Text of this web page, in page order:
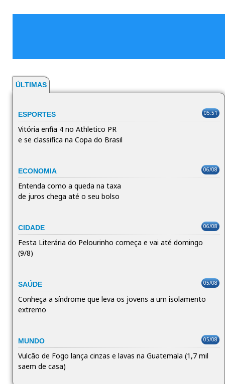
ÚLTIMAS
ESPORTES 05:51
Vitória enfia 4 no Athletico PR
e se classifica na Copa do Brasil
ECONOMIA 06/08
Entenda como a queda na taxa
de juros chega até o seu bolso
CIDADE 06/08
Festa Literária do Pelourinho começa e vai até domingo
(9/8)
SAÚDE 05/08
Conheça a síndrome que leva os jovens a um isolamento
extremo
MUNDO 05/08
Vulcão de Fogo lança cinzas e lavas na Guatemala (1,7 mil
saem de casa)